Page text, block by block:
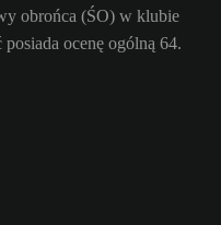
obrońca (ŚO) w klubie
ocenę ogólną 64.